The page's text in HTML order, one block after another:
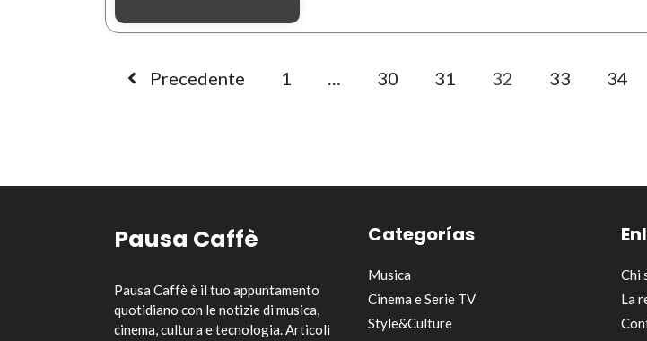
Precedente 1 … 30 31 32 33 34
Pausa Caffè
Pausa Caffè è il tuo appuntamento
quotidiano con le notizie di musica,
cinema, cultura e tecnologia. Articoli
Categorías
Musica
Cinema e Serie TV
Style&Culture
Chi
La